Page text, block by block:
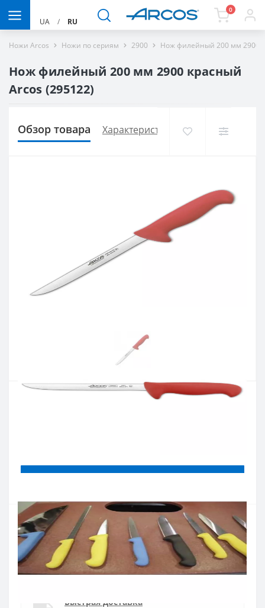
UA / RU
0
Ножи Arcos Ножи по сериям 2900 Нож филейный 200 мм 2900
Нож филейный 200 мм 2900 красный
Arcos (295122)
Обзор товара Характеристики Доставка и
Официальный дистрибьютор
Официальный дистрибьютор ARCOS в
Украине
Быстрая доставка